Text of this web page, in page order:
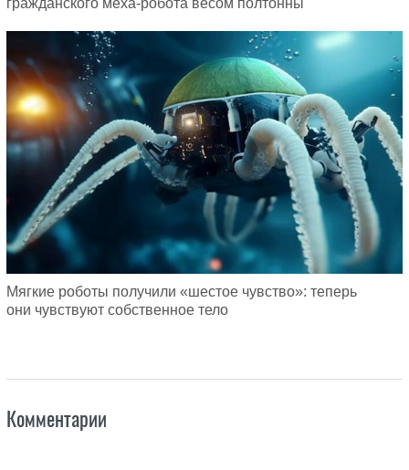
Мягкие роботы получили «шестое чувство»: теперь
они чувствуют собственное тело
Комментарии